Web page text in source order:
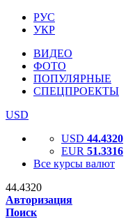
РУС
УКР
ВИДЕО
ФОТО
ПОПУЛЯРНЫЕ
СПЕЦПРОЕКТЫ
USD
USD 44.4320
EUR 51.3316
Все курсы валют
44.4320
Авторизация
Поиск